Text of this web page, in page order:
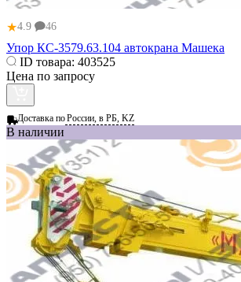
★4.9 46
Упор КС-3579.63.104 автокрана Машека
ID товара: 403525
Цена по запросу
Доставка поРоссии, в РБ, KZ
В наличии